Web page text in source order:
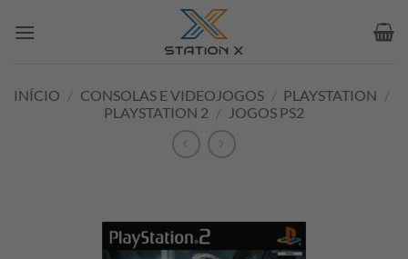
INÍCIO / CONSOLAS E VIDEOJOGOS / PLAYSTATION /
PLAYSTATION 2 / JOGOS PS2